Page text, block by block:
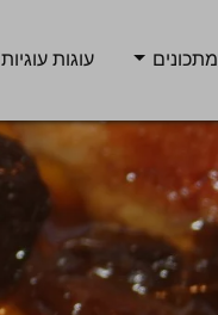
מתכונים עוגות